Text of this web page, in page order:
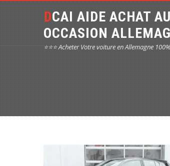
DCAI AIDE ACHAT AUTO
OCCASION
⭐⭐⭐ Acheter Votre voiture en Allemagne